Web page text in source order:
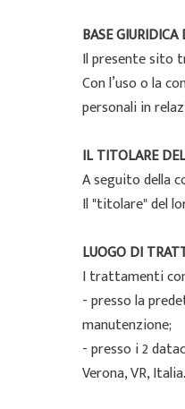
BASE
Il presente sito
Con l’uso o la
personali in
IL TITOLARE
A seguito della
Il "titolare" del
LUOGO DI
I trattamenti
- presso la
manutenzione;
- presso i 2
Verona, VR, Italia.